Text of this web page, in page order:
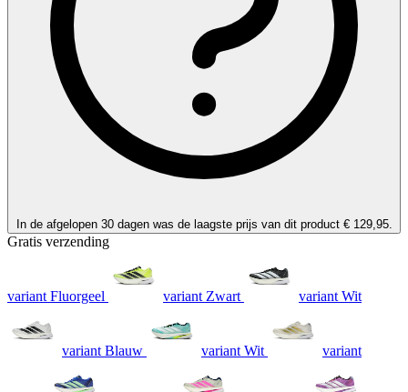
In de afgelopen 30 dagen was de laagste prijs van dit product € 129,95.
Gratis verzending
variant Fluorgeel variant Zwart variant Wit
variant Blauw variant Wit variant